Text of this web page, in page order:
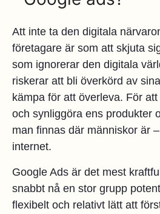
Att inte ta den digitala
företagare är som att skjuta
som ignorerar den digitala
riskerar att bli överkörd av
kämpa för att överleva. För
och synliggöra ens produkter
man finnas där människor är
internet.
Google Ads är det mest
snabbt nå en stor grupp
flexibelt och relativt lätt att